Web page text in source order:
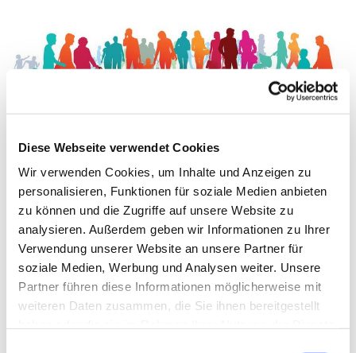
Diese Webseite verwendet Cookies
Wir verwenden Cookies, um Inhalte und Anzeigen zu
personalisieren, Funktionen für soziale Medien anbieten
zu können und die Zugriffe auf unsere Website zu
analysieren. Außerdem geben wir Informationen zu Ihrer
Verwendung unserer Website an unsere Partner für
soziale Medien, Werbung und Analysen weiter. Unsere
Partner führen diese Informationen möglicherweise mit
weiteren Daten zusammen, die Sie ihnen bereitgestellt
Donnerstag, 6. Mai 2027, 19:00 Uhr
Evang. Pfarrgemeinde A.B.
Pinkafeld, Kirchengasse 9, 7423